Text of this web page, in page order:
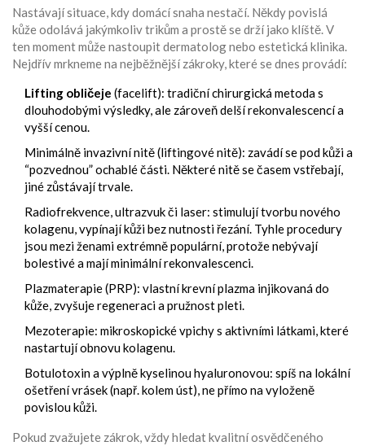
Nastávají situace, kdy domácí snaha nestačí. Někdy povislá
kůže odolává jakýmkoliv trikům a prostě se drží jako klíště. V
ten moment může nastoupit dermatolog nebo estetická klinika.
Nejdřív mrkneme na nejběžnější zákroky, které se dnes provádí:
Lifting obličeje (facelift): tradiční chirurgická metoda s
dlouhodobými výsledky, ale zároveň delší rekonvalescencí a
vyšší cenou.
Minimálně invazivní nitě (liftingové nitě): zavádí se pod kůži a
“pozvednou” ochablé části. Některé nitě se časem vstřebají,
jiné zůstávají trvale.
Radiofrekvence, ultrazvuk či laser: stimulují tvorbu nového
kolagenu, vypínají kůži bez nutnosti řezání. Tyhle procedury
jsou mezi ženami extrémně populární, protože nebývají
bolestivé a mají minimální rekonvalescenci.
Plazmaterapie (PRP): vlastní krevní plazma injikovaná do
kůže, zvyšuje regeneraci a pružnost pleti.
Mezoterapie: mikroskopické vpichy s aktivními látkami, které
nastartují obnovu kolagenu.
Botulotoxin a výplně kyselinou hyaluronovou: spíš na lokální
ošetření vrásek (např. kolem úst), ne přímo na vyloženě
povislou kůži.
Pokud zvažujete zákrok, vždy hledat kvalitní osvědčeného